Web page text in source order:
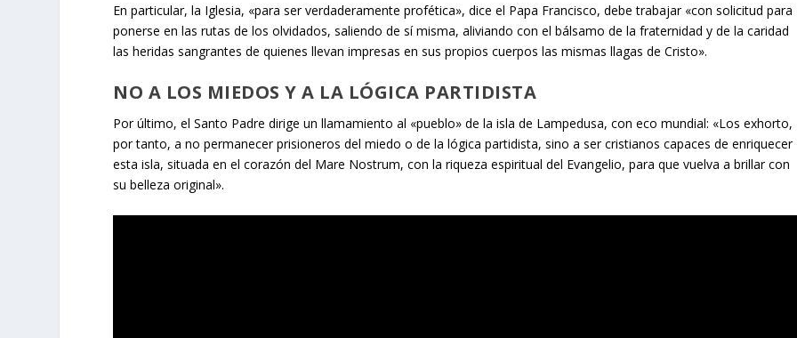
En particular, la Iglesia, «para ser verdaderamente profética», dice el Papa Francisco, debe trabajar «con solicitud para
ponerse en las rutas de los olvidados, saliendo de sí misma, aliviando con el bálsamo de la fraternidad y de la caridad
las heridas sangrantes de quienes llevan impresas en sus propios cuerpos las mismas llagas de Cristo».
NO A LOS MIEDOS Y A LA LÓGICA PARTIDISTA
Por último, el Santo Padre dirige un llamamiento al «pueblo» de la isla de Lampedusa, con eco mundial: «Los exhorto,
por tanto, a no permanecer prisioneros del miedo o de la lógica partidista, sino a ser cristianos capaces de enriquecer
esta isla, situada en el corazón del Mare Nostrum, con la riqueza espiritual del Evangelio, para que vuelva a brillar con
su belleza original».